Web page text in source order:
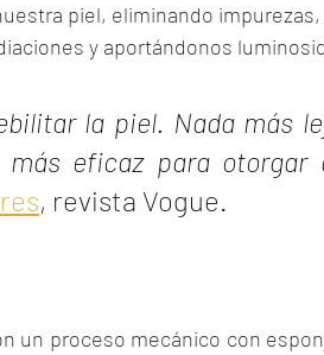
piel, eliminando
y aportándonos
la piel. Nada más
eficaz para otorgar
, revista Vogue.
un proceso mecánico con